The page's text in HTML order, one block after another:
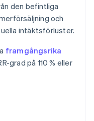
den befintliga
och
intäktsförluster.
framgångsrika
grad på 110 % eller